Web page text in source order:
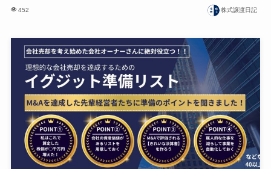
452 株式譲渡日記